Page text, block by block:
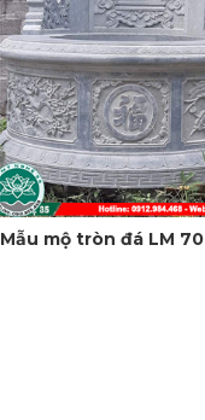
Mẫu mộ tròn đá LM 70